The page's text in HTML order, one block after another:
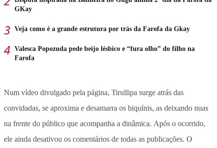
GKay
Veja como é a grande estrutura por trás da Farofa da Gkay
Valesca Popozuda pede beijo lésbico e “fura olho” do filho na
Farofa
Num vídeo divulgado pela página, Tirullipa surge atrás das
convidadas, se aproxima e desamarra os biquínis, as deixando nuas
na frente do público que acompanha a dinâmica. Após o ocorrido,
ele ainda desativou os comentários de todas as publicações. O